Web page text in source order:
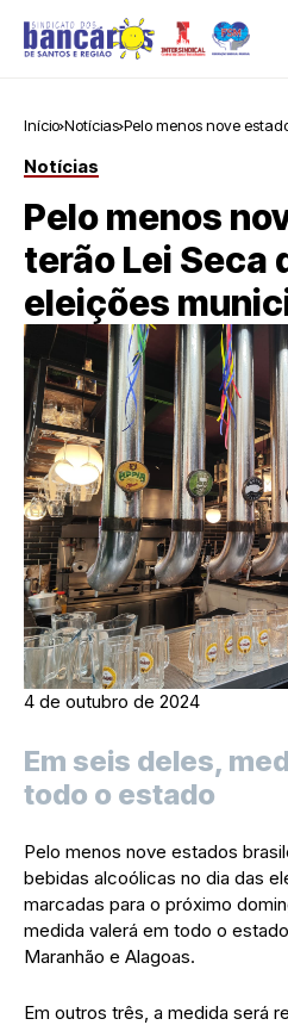
Início Notícias Pelo menos nove
Notícias
Pelo menos
terão Lei Seca
eleições
4 de outubro de 2024
Em seis deles,
todo o estado
Pelo menos nove estados
bebidas alcoólicas no dia das
marcadas para o próximo
medida valerá em todo o
Maranhão e Alagoas.
Em outros três, a medida será